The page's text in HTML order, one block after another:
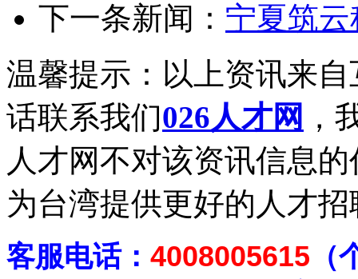
下一条新闻： 宁夏筑
温馨提示：以上资讯来
话联系我们026人才网 ，
人才网不对该资讯信息
为台湾提供更好的人才
客服电话： 4008005615